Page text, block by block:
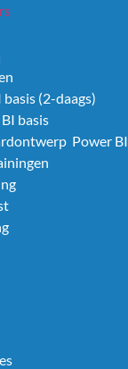
(2-daags)
basis
Power BI